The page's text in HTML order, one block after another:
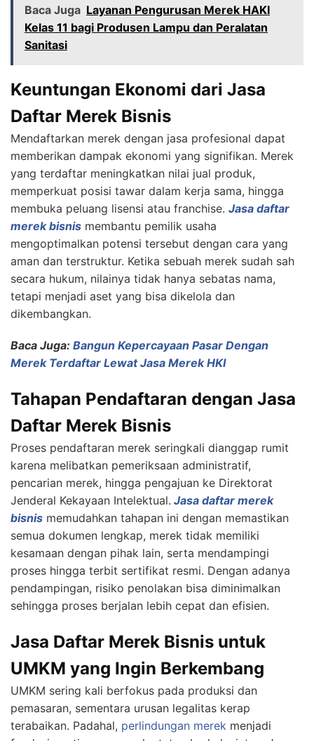
Baca Juga Layanan Pengurusan Merek HAKI
Kelas 11 bagi Produsen Lampu dan Peralatan
Sanitasi
Keuntungan Ekonomi dari Jasa
Daftar Merek Bisnis
Mendaftarkan merek dengan jasa profesional dapat
memberikan dampak ekonomi yang signifikan. Merek
yang terdaftar meningkatkan nilai jual produk,
memperkuat posisi tawar dalam kerja sama, hingga
membuka peluang lisensi atau franchise. Jasa daftar
merek bisnis membantu pemilik usaha
mengoptimalkan potensi tersebut dengan cara yang
aman dan terstruktur. Ketika sebuah merek sudah sah
secara hukum, nilainya tidak hanya sebatas nama,
tetapi menjadi aset yang bisa dikelola dan
dikembangkan.
Baca Juga: Bangun Kepercayaan Pasar Dengan
Merek Terdaftar Lewat Jasa Merek HKI
Tahapan Pendaftaran dengan Jasa
Daftar Merek Bisnis
Proses pendaftaran merek seringkali dianggap rumit
karena melibatkan pemeriksaan administratif,
pencarian merek, hingga pengajuan ke Direktorat
Jenderal Kekayaan Intelektual. Jasa daftar merek
bisnis memudahkan tahapan ini dengan memastikan
semua dokumen lengkap, merek tidak memiliki
kesamaan dengan pihak lain, serta mendampingi
proses hingga terbit sertifikat resmi. Dengan adanya
pendampingan, risiko penolakan bisa diminimalkan
sehingga proses berjalan lebih cepat dan efisien.
Jasa Daftar Merek Bisnis untuk
UMKM yang Ingin Berkembang
UMKM sering kali berfokus pada produksi dan
pemasaran, sementara urusan legalitas kerap
terabaikan. Padahal, perlindungan merek menjadi